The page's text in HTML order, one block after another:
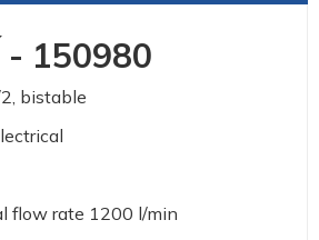
- 150980
bistable
flow rate 1200 l/min